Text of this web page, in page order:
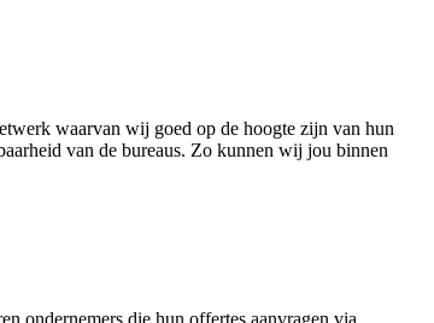
waarvan wij goed op de hoogte zijn van hun
van de bureaus. Zo kunnen wij jou binnen
ondernemers die hun offertes aanvragen via